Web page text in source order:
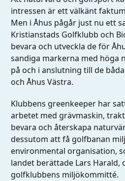
intressen är ett välkänt
Men i Åhus pågår just nu ett
Kristianstads Golfklubb och
bevara och utveckla de för
sandiga markerna med höga
på och i anslutning till de
och Åhus Västra.
Klubbens greenkeeper har
arbetet med grävmaskin,
bevara och återskapa
dessutom att få golfbanan
environmental organisation,
landet berättade Lars Harald,
golfklubbens miljökommitté.